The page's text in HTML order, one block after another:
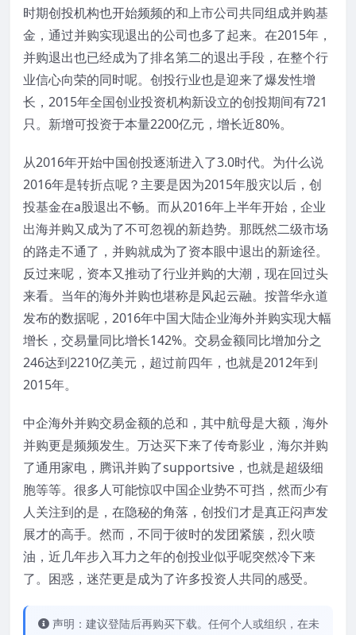
时期创投机构也开始频频的和上市公司共同组成并购基
金，通过并购实现退出的公司也多了起来。在2015年，
并购退出也已经成为了排名第二的退出手段，在整个行
业信心向荣的同时呢。创投行业也是迎来了爆发性增
长，2015年全国创业投资机构新设立的创投期间有721
只。新增可投资于本量2200亿元，增长近80%。
从2016年开始中国创投逐渐进入了3.0时代。为什么说
2016年是转折点呢？主要是因为2015年股灾以后，创
投基金在a股退出不畅。而从2016年上半年开始，企业
出海并购又成为了不可忽视的新趋势。那既然二级市场
的路走不通了，并购就成为了资本眼中退出的新途径。
反过来呢，资本又推动了行业并购的大潮，现在回过头
来看。当年的海外并购也堪称是风起云融。按普华永道
发布的数据呢，2016年中国大陆企业海外并购实现大幅
增长，交易量同比增长142%。交易金额同比增加分之
246达到2210亿美元，超过前四年，也就是2012年到
2015年。
中企海外并购交易金额的总和，其中航母是大额，海外
并购更是频频发生。万达买下来了传奇影业，海尔并购
了通用家电，腾讯并购了supportsive，也就是超级细
胞等等。很多人可能惊叹中国企业势不可挡，然而少有
人关注到的是，在隐秘的角落，创投们才是真正闷声发
展才的高手。然而，不同于彼时的发团紧簇，烈火喷
油，近几年步入耳力之年的创投业似乎呢突然冷下来
了。困惑，迷茫更是成为了许多投资人共同的感受。
声明：建议登陆后再购买下载。任何个人或组织，在未